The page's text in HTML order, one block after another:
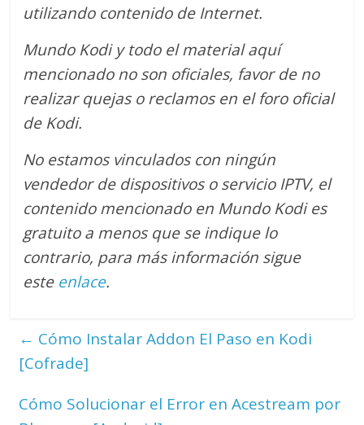
utilizando contenido de Internet.
Mundo Kodi y todo el material aquí
mencionado no son oficiales, favor de no
realizar quejas o reclamos en el foro oficial
de Kodi.
No estamos vinculados con ningún
vendedor de dispositivos o servicio IPTV, el
contenido mencionado en Mundo Kodi es
gratuito a menos que se indique lo
contrario, para más información sigue
este enlace.
← Cómo Instalar Addon El Paso en Kodi
[Cofrade]
Cómo Solucionar el Error en Acestream por